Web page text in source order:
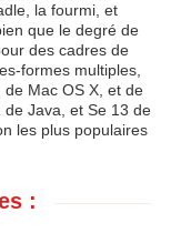
la fourmi, et
que le degré de
des cadres de
formes multiples,
Mac OS X, et de
de Java, et Se 13 de
les plus populaires
: